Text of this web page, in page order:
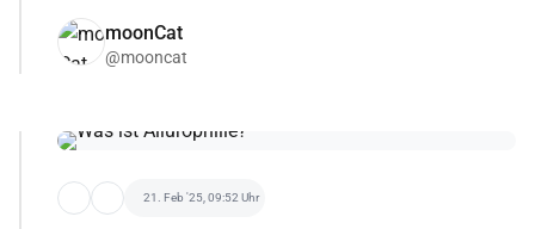
moonCat
@mooncat
21. Feb '25, 09:52 Uhr